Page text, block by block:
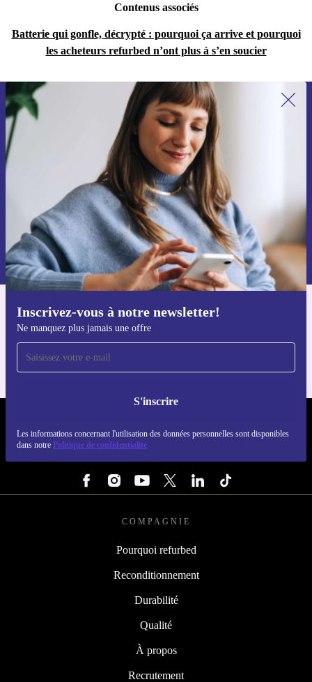
Contenus associés
Batterie qui gonfle, décrypté : pourquoi ça arrive et pourquoi
les acheteurs refurbed n’ont plus à s’en soucier
Inscrivez-vous à notre newsletter!
Ne manquez plus jamais une offre
S'inscrire
Les informations concernant l'utilisation des données personnelles sont disponibles
dans notre Politique de confidentialité
Recevoir offres et infos de refurbed
par mail
Ne manquez plus aucune offre.
S'inscrire
Retrouvez les informations sur l'utilisation des données personnelles
dans notre
politique de confidentialité.
Téléchargez l'application refurbed
Pour iOS et Android
COMPAGNIE
Pourquoi refurbed
Reconditionnement
Durabilité
Qualité
À propos
Recrutement